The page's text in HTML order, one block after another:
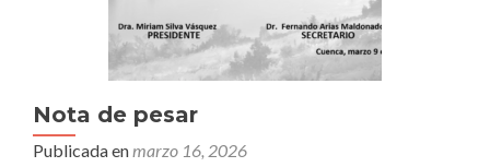
Nota de pesar
Publicada enmarzo 16, 2026